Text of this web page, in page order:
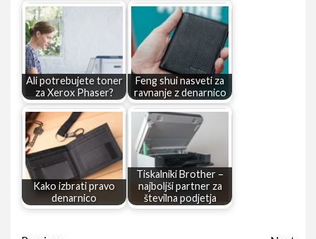
Ali potrebujete toner
za Xerox Phaser?
Feng shui nasveti za
ravnanje z denarnico
Kako izbrati pravo
denarnico
Tiskalniki Brother –
najboljši partner za
številna podjetja